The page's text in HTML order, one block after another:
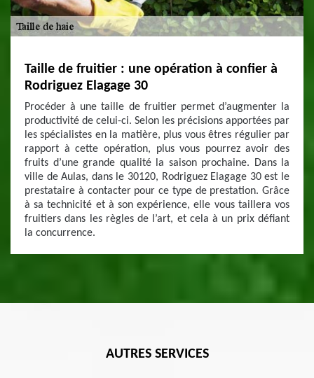
Taille de fruitier : une opération à confier à
Rodriguez Elagage 30
Procéder à une taille de fruitier permet d’augmenter la
productivité de celui-ci. Selon les précisions apportées par
les spécialistes en la matière, plus vous êtres régulier par
rapport à cette opération, plus vous pourrez avoir des
fruits d’une grande qualité la saison prochaine. Dans la
ville de Aulas, dans le 30120, Rodriguez Elagage 30 est le
prestataire à contacter pour ce type de prestation. Grâce
à sa technicité et à son expérience, elle vous taillera vos
fruitiers dans les règles de l’art, et cela à un prix défiant
la concurrence.
AUTRES SERVICES